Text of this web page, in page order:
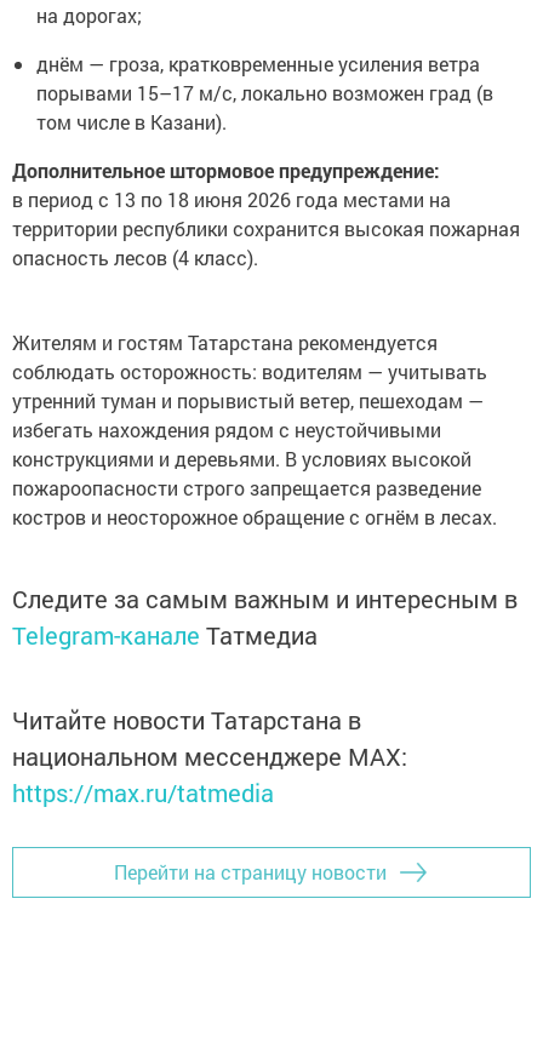
на дорогах;
днём — гроза, кратковременные усиления ветра
порывами 15–17 м/с, локально возможен град (в
том числе в Казани).
Дополнительное штормовое предупреждение:
в период с 13 по 18 июня 2026 года местами на
территории республики сохранится высокая пожарная
опасность лесов (4 класс).
Жителям и гостям Татарстана рекомендуется
соблюдать осторожность: водителям — учитывать
утренний туман и порывистый ветер, пешеходам —
избегать нахождения рядом с неустойчивыми
конструкциями и деревьями. В условиях высокой
пожароопасности строго запрещается разведение
костров и неосторожное обращение с огнём в лесах.
Следите за самым важным и интересным в
Telegram-канале Татмедиа
Читайте новости Татарстана в
национальном мессенджере MАХ:
https://max.ru/tatmedia
Перейти на страницу новости